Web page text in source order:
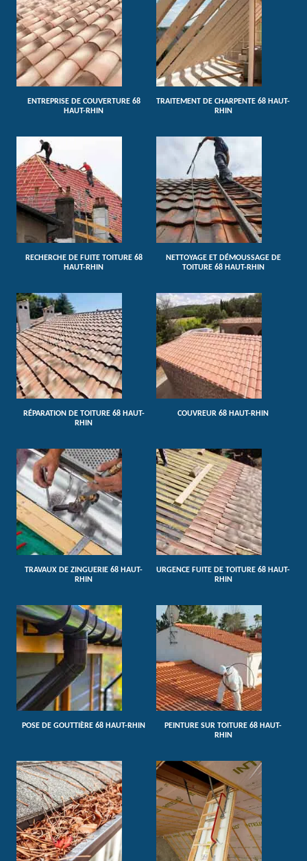
ENTREPRISE DE COUVERTURE 68
HAUT-RHIN
TRAITEMENT DE CHARPENTE 68 HAUT-
RHIN
RECHERCHE DE FUITE TOITURE 68
HAUT-RHIN
NETTOYAGE ET DÉMOUSSAGE DE
TOITURE 68 HAUT-RHIN
RÉPARATION DE TOITURE 68 HAUT-
RHIN
COUVREUR 68 HAUT-RHIN
TRAVAUX DE ZINGUERIE 68 HAUT-
RHIN
URGENCE FUITE DE TOITURE 68 HAUT-
RHIN
POSE DE GOUTTIÈRE 68 HAUT-RHIN
PEINTURE SUR TOITURE 68 HAUT-
RHIN